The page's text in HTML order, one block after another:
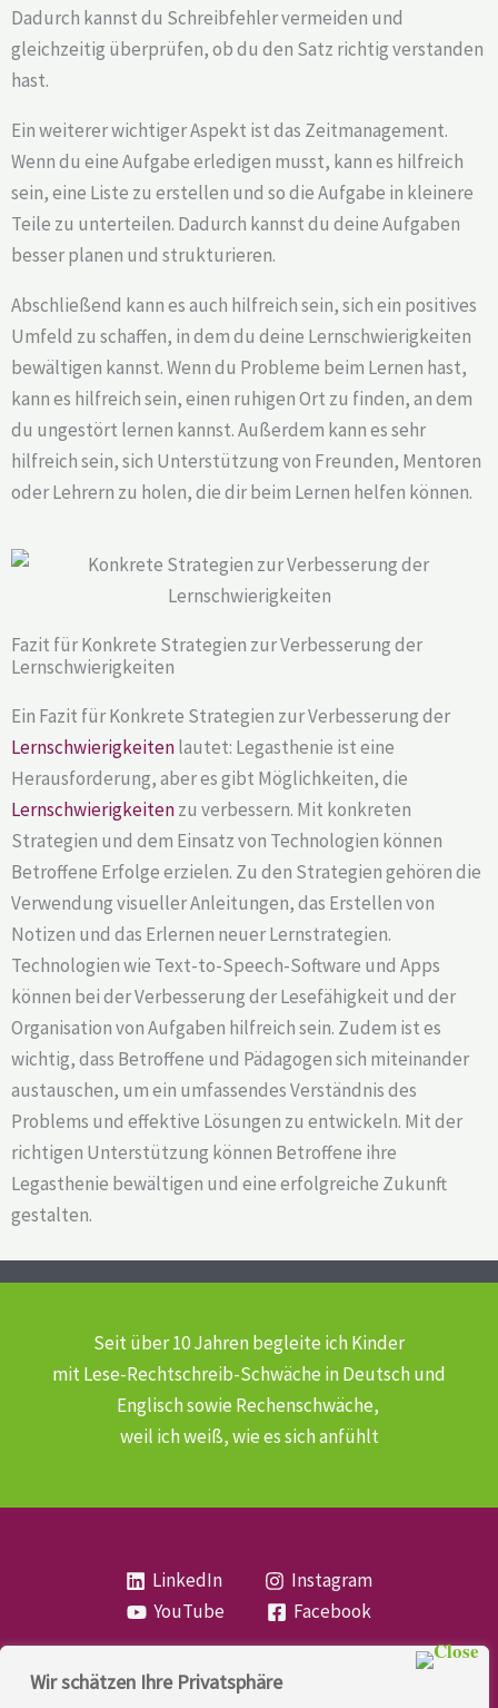
Wir schätzen Ihre Privatsphäre
Dadurch kannst du Schreibfehler vermeiden und
gleichzeitig überprüfen, ob du den Satz richtig verstanden
hast.
Ein weiterer wichtiger Aspekt ist das Zeitmanagement.
Wenn du eine Aufgabe erledigen musst, kann es hilfreich
sein, eine Liste zu erstellen und so die Aufgabe in kleinere
Teile zu unterteilen. Dadurch kannst du deine Aufgaben
besser planen und strukturieren.
Abschließend kann es auch hilfreich sein, sich ein positives
Umfeld zu schaffen, in dem du deine Lernschwierigkeiten
bewältigen kannst. Wenn du Probleme beim Lernen hast,
kann es hilfreich sein, einen ruhigen Ort zu finden, an dem
du ungestört lernen kannst. Außerdem kann es sehr
hilfreich sein, sich Unterstützung von Freunden, Mentoren
oder Lehrern zu holen, die dir beim Lernen helfen können.
Fazit für Konkrete Strategien zur Verbesserung der
Lernschwierigkeiten
Ein Fazit für Konkrete Strategien zur Verbesserung der
Lernschwierigkeitenlautet: Legasthenie ist eine
Herausforderung, aber es gibt Möglichkeiten, die
Lernschwierigkeitenzu verbessern. Mit konkreten
Strategien und dem Einsatz von Technologien können
Betroffene Erfolge erzielen. Zu den Strategien gehören die
Verwendung visueller Anleitungen, das Erstellen von
Notizen und das Erlernen neuer Lernstrategien.
Technologien wie Text-to-Speech-Software und Apps
können bei der Verbesserung der Lesefähigkeit und der
Organisation von Aufgaben hilfreich sein. Zudem ist es
wichtig, dass Betroffene und Pädagogen sich miteinander
austauschen, um ein umfassendes Verständnis des
Problems und effektive Lösungen zu entwickeln. Mit der
richtigen Unterstützung können Betroffene ihre
Legasthenie bewältigen und eine erfolgreiche Zukunft
gestalten.
Seit über 10 Jahren begleite ich Kinder
mit Lese-Rechtschreib-Schwächein Deutsch und
Englisch sowie Rechenschwäche,
weil ich weiß, wie es sich anfühlt
LinkedIn
Instagram
YouTube
Facebook